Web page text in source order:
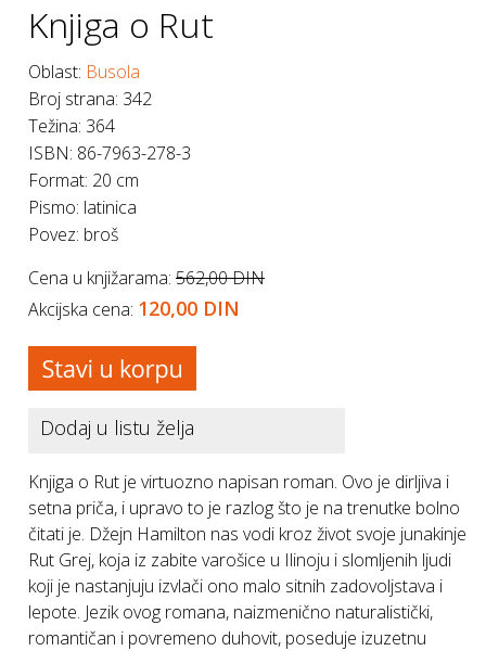
Knjiga o Rut
Oblast: Busola
Broj strana: 342
Težina: 364
ISBN: 86-7963-278-3
Format: 20 cm
Pismo: latinica
Povez: broš
Cena u knjižarama: 562,00 DIN
Akcijska cena: 120,00 DIN
Dodaj u listu želja
Knjiga o Rut je virtuozno napisan roman. Ovo je dirljiva i
setna priča, i upravo to je razlog što je na trenutke bolno
čitati je. Džejn Hamilton nas vodi kroz život svoje junakinje
Rut Grej, koja iz zabite varošice u Ilinoju i slomljenih ljudi
koji je nastanjuju izvlači ono malo sitnih zadovoljstava i
lepote. Jezik ovog romana, naizmenično naturalistički,
romantičan i povremeno duhovit, poseduje izuzetnu